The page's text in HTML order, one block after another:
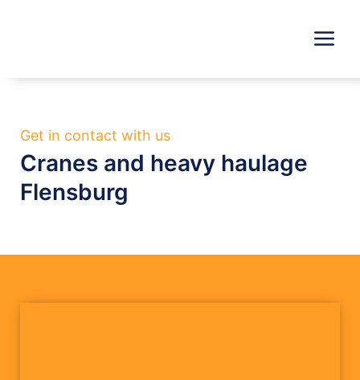
Get in contact with us
Cranes and heavy haulage
Flensburg